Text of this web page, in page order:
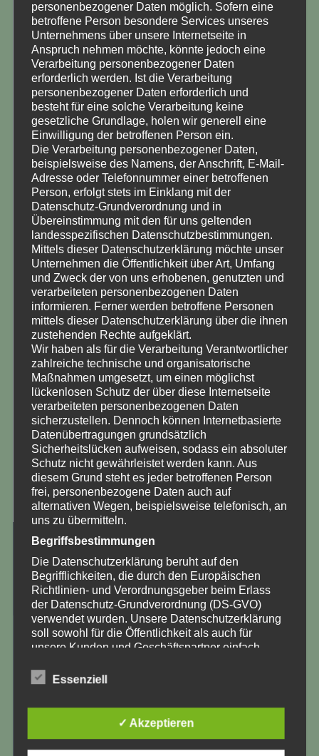
Antje Hashagen
21. April 2020
Vorheriger Beitrag
personenbezogener Daten möglich. Sofern eine
betroffene Person besondere Services unseres
Unternehmens über unsere Internetseite in
Anspruch nehmen möchte, könnte jedoch eine
Verarbeitung personenbezogener Daten
erforderlich werden. Ist die Verarbeitung
personenbezogener Daten erforderlich und
besteht für eine solche Verarbeitung keine
gesetzliche Grundlage, holen wir generell eine
Einwilligung der betroffenen Person ein.
Die Verarbeitung personenbezogener Daten,
beispielsweise des Namens, der Anschrift, E-Mail-
Adresse oder Telefonnummer einer betroffenen
Person, erfolgt stets im Einklang mit der
Datenschutz-Grundverordnung und in
Übereinstimmung mit den für uns geltenden
landesspezifischen Datenschutzbestimmungen.
Mittels dieser Datenschutzerklärung möchte unser
Unternehmen die Öffentlichkeit über Art, Umfang
und Zweck der von uns erhobenen, genutzten und
verarbeiteten personenbezogenen Daten
informieren. Ferner werden betroffene Personen
mittels dieser Datenschutzerklärung über die ihnen
zustehenden Rechte aufgeklärt.
Wir haben als für die Verarbeitung Verantwortlicher
zahlreiche technische und organisatorische
Maßnahmen umgesetzt, um einen möglichst
lückenlosen Schutz der über diese Internetseite
verarbeiteten personenbezogenen Daten
sicherzustellen. Dennoch können Internetbasierte
Datenübertragungen grundsätzlich
Sicherheitslücken aufweisen, sodass ein absoluter
Schutz nicht gewährleistet werden kann. Aus
diesem Grund steht es jeder betroffenen Person
frei, personenbezogene Daten auch auf
alternativen Wegen, beispielsweise telefonisch, an
uns zu übermitteln.
Begriffsbestimmungen
Die Datenschutzerklärung beruht auf den
Begrifflichkeiten, die durch den Europäischen
Richtlinien- und Verordnungsgeber beim Erlass
der Datenschutz-Grundverordnung (DS-GVO)
verwendet wurden. Unsere Datenschutzerklärung
soll sowohl für die Öffentlichkeit als auch für
unsere Kunden und Geschäftspartner einfach
gewährleisten, möchten wir vorab die verwendeten
unter anderem die folgenden Begriffe:
a) personenbezogene Daten
Essenziell
✓ Akzeptieren